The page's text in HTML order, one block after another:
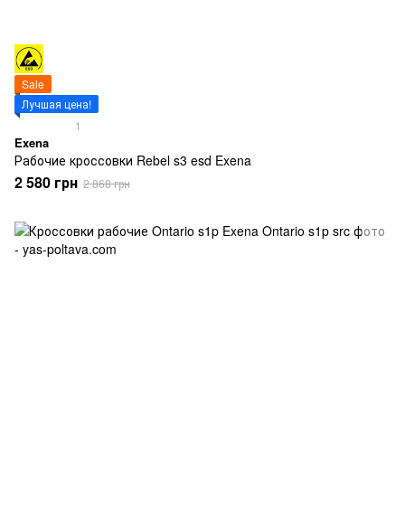
Sale
Лучшая цена!
1
Exena
Рабочие кроссовки Rebel s3 esd Exena
2 580 грн 2 868 грн